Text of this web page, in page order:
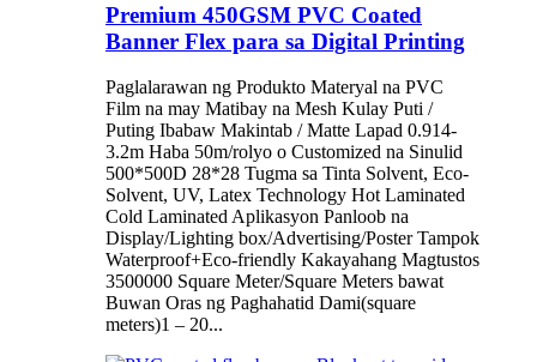
Premium 450GSM PVC Coated
Banner Flex para sa Digital Printing
Paglalarawan ng Produkto Materyal na PVC
Film na may Matibay na Mesh Kulay Puti /
Puting Ibabaw Makintab / Matte Lapad 0.914-
3.2m Haba 50m/rolyo o Customized na Sinulid
500*500D 28*28 Tugma sa Tinta Solvent, Eco-
Solvent, UV, Latex Technology Hot Laminated
Cold Laminated Aplikasyon Panloob na
Display/Lighting box/Advertising/Poster Tampok
Waterproof+Eco-friendly Kakayahang Magtustos
3500000 Square Meter/Square Meters bawat
Buwan Oras ng Paghahatid Dami(square
meters)1 – 20...